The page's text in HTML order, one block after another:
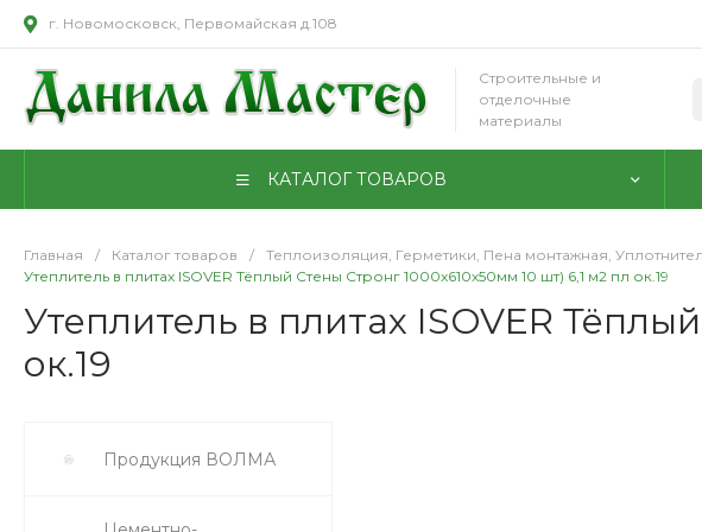
г. Новомосковск, Первомайская д.108
Строительные и
отделочные
материалы
КАТАЛОГ ТОВАРОВ
Главная / Каталог товаров / Теплоизоляция, Герметики, Пена монтажная,
Утеплитель в плитах ISOVER Тёплый Стены Стронг 1000х610х50мм 10 шт) 6,1 м2 пл ок.19
Утеплитель в плитах ISOVER
ок.19
Продукция ВОЛМА